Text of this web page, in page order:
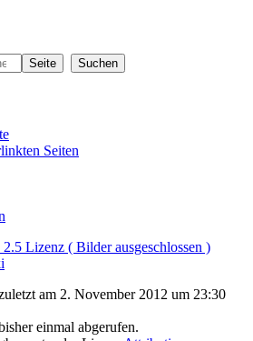
Seiten
am 2. November 2012 um 23:30
einmal abgerufen.